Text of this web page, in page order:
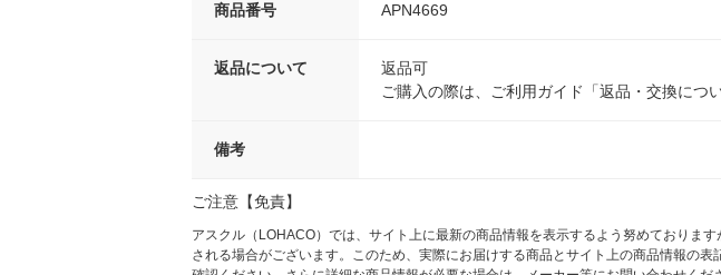
商品番号 APN4669
返品について
返品可
ご購入の際は、ご利用ガイド「返品・交換につ
備考
ご注意【免責】
アスクル（LOHACO）では、サイト上に最新の商品情報を表示するよう努めておりま
される場合がございます。このため、実際にお届けする商品とサイト上の商品情報の